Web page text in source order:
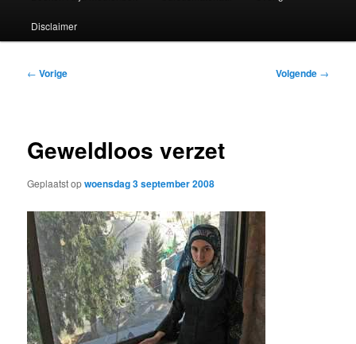
Disclaimer
Bericht
← Vorige Volgende →
Geweldloos verzet
Geplaatst opwoensdag 3 september 2008